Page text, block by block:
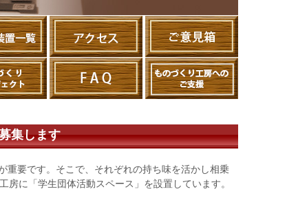
集します
重要です。そこで、それぞれの持ち味を活かし相乗
に「学生団体活動スペース」を設置しています。